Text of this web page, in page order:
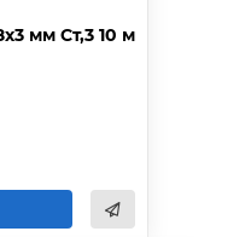
мм Ст,3 10 м